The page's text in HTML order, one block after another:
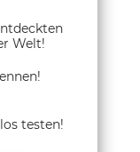
Welt!
testen!